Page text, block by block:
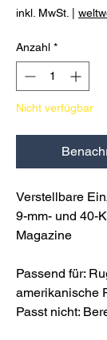
inkl. MwSt.
Anzahl *
Nicht verfügbar
Verstellbare
9-mm- und 40-
Magazine
Passend für:
amerikanische
Passt nicht: